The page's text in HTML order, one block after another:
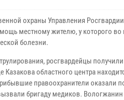
охраны Управления
местному жителю, у которого во
болезни.
росгвардейцы
Казакова областного центра
правоохранители оказали
бригаду медиков. Вологжанин